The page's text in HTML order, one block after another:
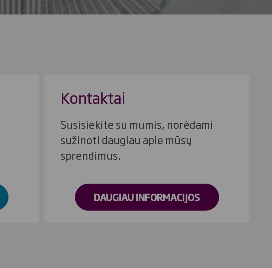
Kontaktai
Susisiekite su mumis, norėdami
sužinoti daugiau apie mūsų
sprendimus.
DAUGIAU INFORMACIJOS